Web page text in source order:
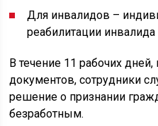
Для инвалидов –
реабилитации
В течение 11 рабочих
документов, сотрудники
решение о признании
безработным.